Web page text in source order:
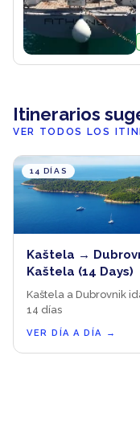
Itinerarios
VER TODOS LOS
14 DÍAS
Kaštela →
Kaštela (14 Days)
Kaštela a Dubrovnik
14 días
VER DÍA A DÍA →